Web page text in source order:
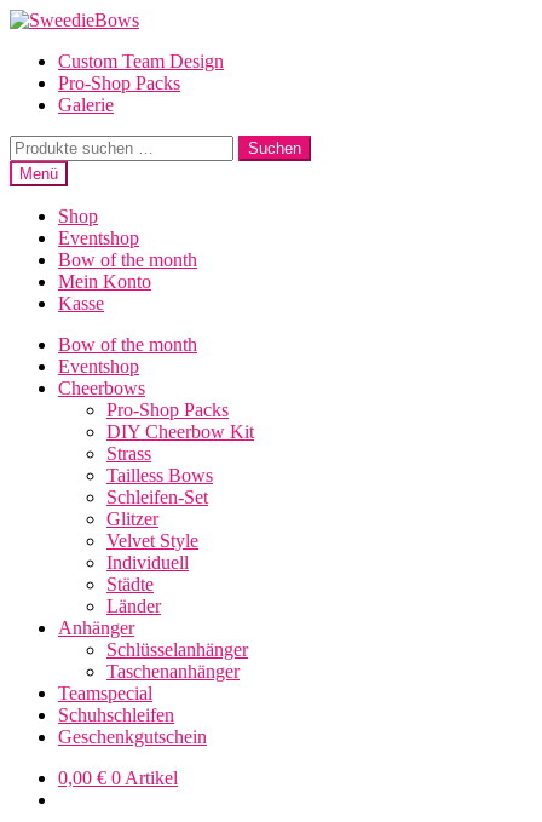
Zur
springen
Zum
springenCustom Team Design
Pro-Shop Packs
Galerie
Suche
nach:
Suchen
Menü
Shop
Eventshop
Bow of the month
Mein Konto
Kasse
Bow of the month
Eventshop
Cheerbows
Pro-Shop Packs
DIY Cheerbow Kit
Strass
Tailless Bows
Schleifen-Set
Glitzer
Velvet Style
Individuell
Städte
Länder
Anhänger
Schlüsselanhänger
Taschenanhänger
Teamspecial
Schuhschleifen
Geschenkgutschein
0,00 € 0 Artikel